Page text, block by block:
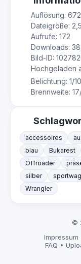
Auflösung:
Dateigröße:
Aufrufe: 172
Downloads: 38
Bild-ID:
Hochgeladen
Belichtung: 1/10
Brennweite:
accessoires
blau
Bukarest
Offroader
silber
Wrangler
©
Impressum
FAQ •